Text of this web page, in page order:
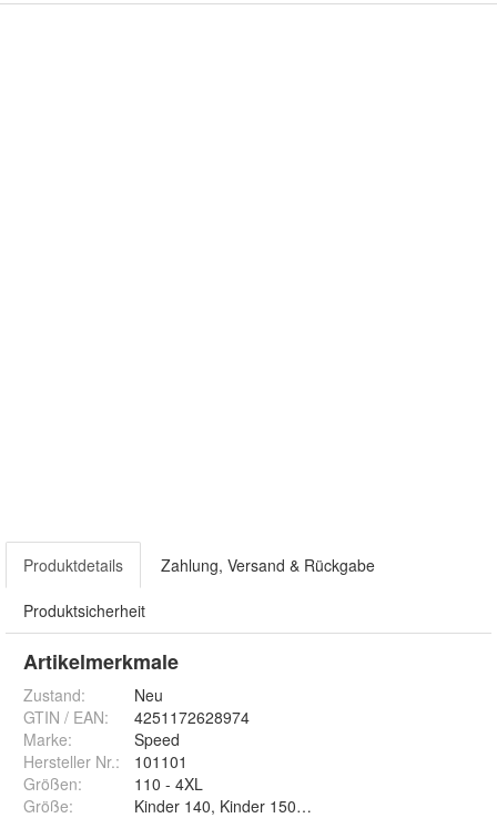
Produktdetails Zahlung, Versand & Rückgabe
Produktsicherheit
Artikelmerkmale
Zustand:
Neu
GTIN / EAN:
4251172628974
Marke:
Speed
Hersteller Nr.:
101101
Größen:
110 - 4XL
Größe: